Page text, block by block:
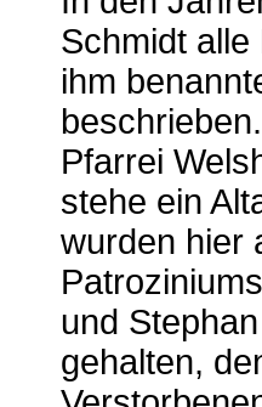
Schmidt
ihm
Pfarrei
stehe ein
wurden hier
und
gehalten,